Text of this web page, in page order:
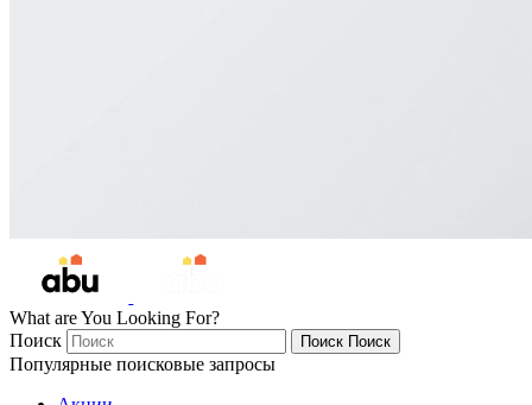
What are You Looking For?
Поиск
Поиск Поиск
Популярные поисковые запросы